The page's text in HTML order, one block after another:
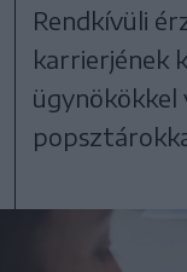
Rendkívüli
karrierjének
ügynökökkel